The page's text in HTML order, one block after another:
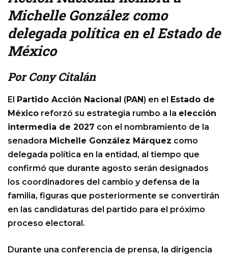
Michelle González como
delegada política en el Estado de
México
Por Cony Citalán
El Partido Acción Nacional (PAN) en el Estado de
México reforzó su estrategia rumbo a la elección
intermedia de 2027 con el nombramiento de la
senadora Michelle González Márquez como
delegada política en la entidad, al tiempo que
confirmó que durante agosto serán designados
los coordinadores del cambio y defensa de la
familia, figuras que posteriormente se convertirán
en las candidaturas del partido para el próximo
proceso electoral.
Durante una conferencia de prensa, la dirigencia